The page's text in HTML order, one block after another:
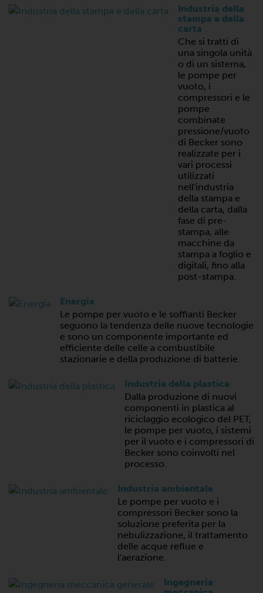
Industria della
stampa e della
carta
Che si tratti di
una singola unità
o di un sistema,
le pompe per
vuoto, i
compressori e le
pompe
combinate
pressione/vuoto
di Becker sono
realizzate per i
vari processi
utilizzati
nell'industria
della stampa e
della carta, dalla
fase di pre-
stampa, alle
macchine da
stampa a foglio e
digitali, fino alla
post-stampa.
Energia
Le pompe per vuoto e le soffianti Becker
seguono la tendenza delle nuove tecnologie
e sono un componente importante ed
efficiente delle celle a combustibile
stazionarie e della produzione di batterie.
Industria della plastica
Dalla produzione di nuovi
componenti in plastica al
riciclaggio ecologico del PET,
le pompe per vuoto, i sistemi
per il vuoto e i compressori di
Becker sono coinvolti nel
processo.
Industria ambientale
Le pompe per vuoto e i
compressori Becker sono la
soluzione preferita per la
nebulizzazione, il trattamento
delle acque reflue e
l'aerazione.
Ingegneria